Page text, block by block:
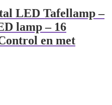
LED Tafellamp –
lamp – 16
en met